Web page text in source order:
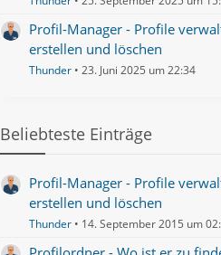
Profil-Manager - Profile
erstellen und löschen
Thunder 23. Juni 2025 um 22:34
Beliebteste Einträge
Profil-Manager - Profile
erstellen und löschen
Thunder 14. September 2015 um